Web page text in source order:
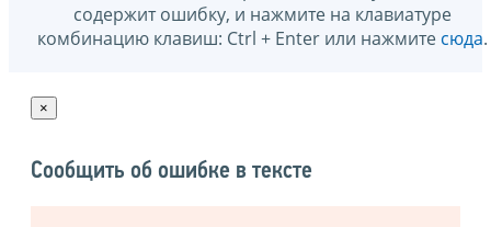
содержит ошибку, и нажмите на клавиатуре
комбинацию клавиш: Ctrl + Enter или нажмите сюда.
×
Сообщить об ошибке в тексте